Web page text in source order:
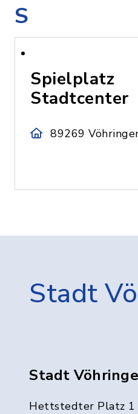
S
Spielplatz
Stadtcenter
89269
Stadt
Stadt
Hettstedter Platz 1